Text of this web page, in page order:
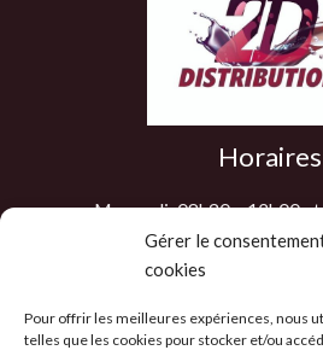
Gérer le
cookies
Pour offrir les meilleures expériences, nous
telles que les cookies pour stocker et/ou
Horaires
Mercredi: 08h30 – 12h00
Jeudi: 08h30 – 12h00 et
Vendredi: 08h30 – 12h00
Les autres jours